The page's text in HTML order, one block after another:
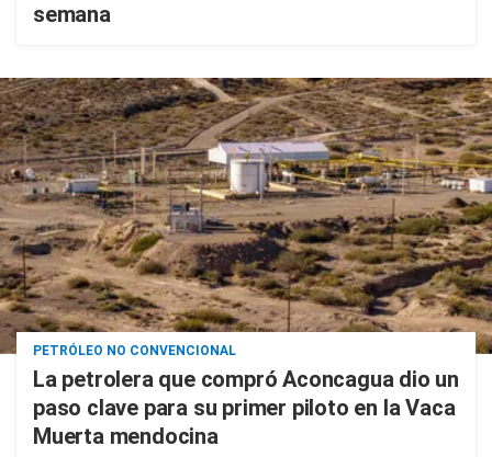
semana
PETRÓLEO NO CONVENCIONAL
La petrolera que compró Aconcagua dio un
paso clave para su primer piloto en la Vaca
Muerta mendocina